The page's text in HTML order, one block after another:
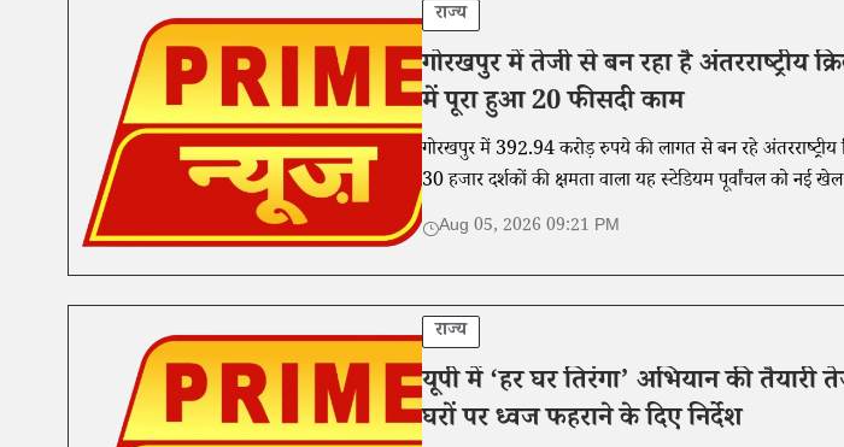
राज्य
गोरखपुर में तेजी से बन रहा है अंतरराष्ट्रीय
में पूरा हुआ 20 फीसदी काम
गोरखपुर में 392.94 करोड़ रुपये की लागत से बन रहे अंतरराष्ट्रीय
30 हजार दर्शकों की क्षमता वाला यह स्टेडियम पूर्वांचल को नई
Aug 05, 2026 09:21 PM
राज्य
यूपी में ‘हर घर तिरंगा’ अभियान की
घरों पर ध्वज फहराने के दिए निर्देश